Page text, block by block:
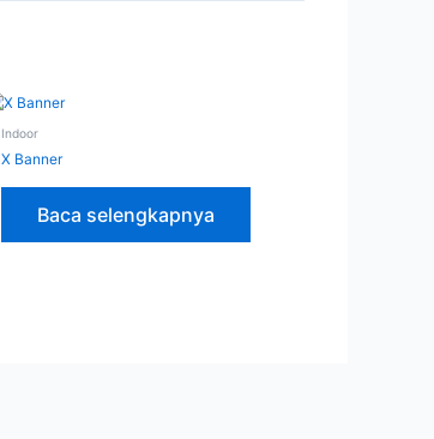
Indoor
X Banner
Baca selengkapnya